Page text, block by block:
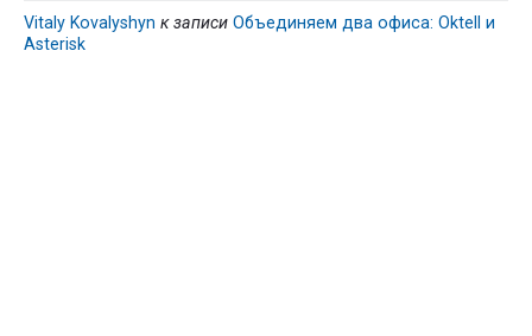
Vitaly Kovalyshyn к записи Объединяем два офиса: Oktell и
Asterisk